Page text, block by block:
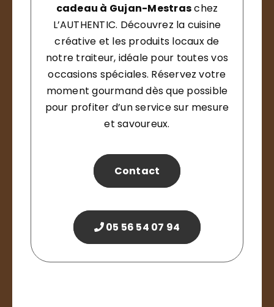
cadeau à Gujan-Mestraschez
L’AUTHENTIC. Découvrez la cuisine
créative et les produits locaux de
notre traiteur, idéale pour toutes vos
occasions spéciales. Réservez votre
moment gourmand dès que possible
pour profiter d’un service sur mesure
et savoureux.
Contact
05 56 54 07 94